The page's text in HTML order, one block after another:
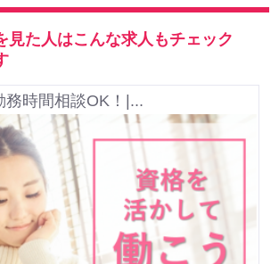
見た人はこんな求人もチェック
務時間相談OK！|...